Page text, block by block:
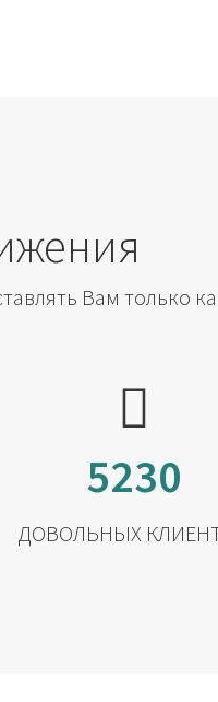
Вам только
5230
ДОВОЛЬНЫХ